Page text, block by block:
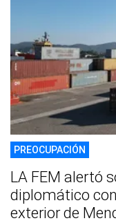
PREOCUPACIÓN
LA FEM alertó
diplomático
exterior de